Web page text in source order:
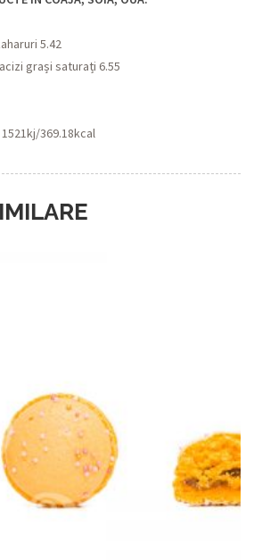
5.42
grași saturați 6.55
1521kj/369.18kcal